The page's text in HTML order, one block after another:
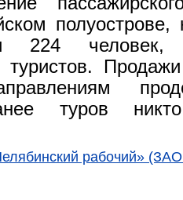
полуострове,
224 человек,
туристов.
туров
рабочий»